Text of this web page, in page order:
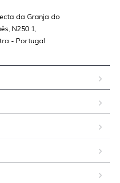
da Granja do
N250 1,
- Portugal